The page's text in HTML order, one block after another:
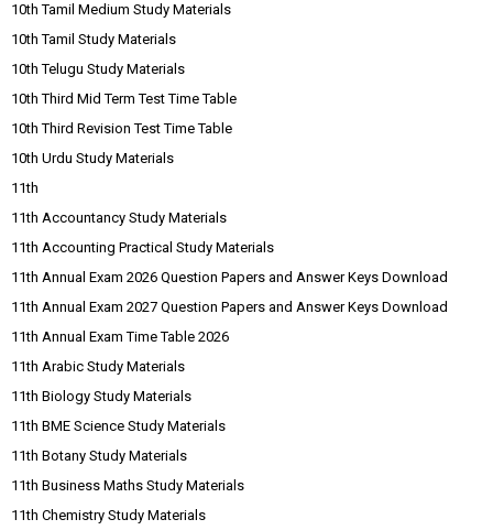
10th Tamil Medium Study Materials
10th Tamil Study Materials
10th Telugu Study Materials
10th Third Mid Term Test Time Table
10th Third Revision Test Time Table
10th Urdu Study Materials
11th
11th Accountancy Study Materials
11th Accounting Practical Study Materials
11th Annual Exam 2026 Question Papers and Answer Keys Download
11th Annual Exam 2027 Question Papers and Answer Keys Download
11th Annual Exam Time Table 2026
11th Arabic Study Materials
11th Biology Study Materials
11th BME Science Study Materials
11th Botany Study Materials
11th Business Maths Study Materials
11th Chemistry Study Materials